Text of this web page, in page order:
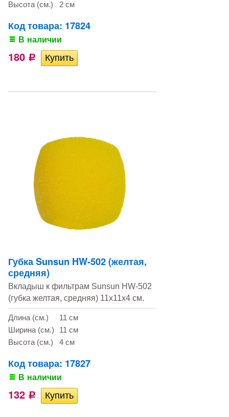
Высота (см.)
2 см
Код товара: 17824
В наличии
180 Р
Губка Sunsun HW-502 (желтая,
средняя)
Вкладыш к фильтрам Sunsun HW-502
(губка желтая, средняя) 11х11х4 см.
Длина (см.)
11 см
Ширина (см.)
11 см
Высота (см.)
4 см
Код товара: 17827
В наличии
132 Р